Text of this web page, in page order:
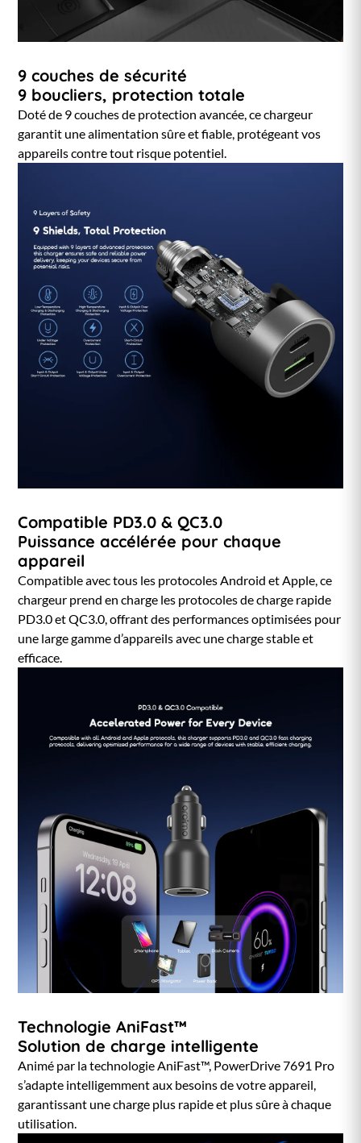
9 couches de sécurité
9 boucliers, protection totale
Doté de 9 couches de protection avancée, ce chargeur
garantit une alimentation sûre et fiable, protégeant vos
appareils contre tout risque potentiel.
Compatible PD3.0 & QC3.0
Puissance accélérée pour chaque
appareil
Compatible avec tous les protocoles Android et Apple, ce
chargeur prend en charge les protocoles de charge rapide
PD3.0 et QC3.0, offrant des performances optimisées pour
une large gamme d’appareils avec une charge stable et
efficace.
Technologie AniFast™
Solution de charge intelligente
Animé par la technologie AniFast™, PowerDrive 7691 Pro
s’adapte intelligemment aux besoins de votre appareil,
garantissant une charge plus rapide et plus sûre à chaque
utilisation.